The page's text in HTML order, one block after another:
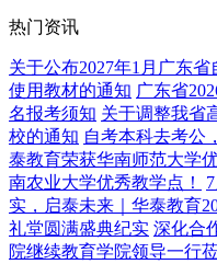
热门资讯
关于公布2027年1月广东
使用教材的通知 广东省
名报考须知 关于调整我省
校的通知 自考本科去考公
泰教育荣获华南师范大学
南农业大学优秀教学点！
实，启泰未来｜华泰教育
礼堂圆满盛典纪实 深化合
院继续教育学院领导一行